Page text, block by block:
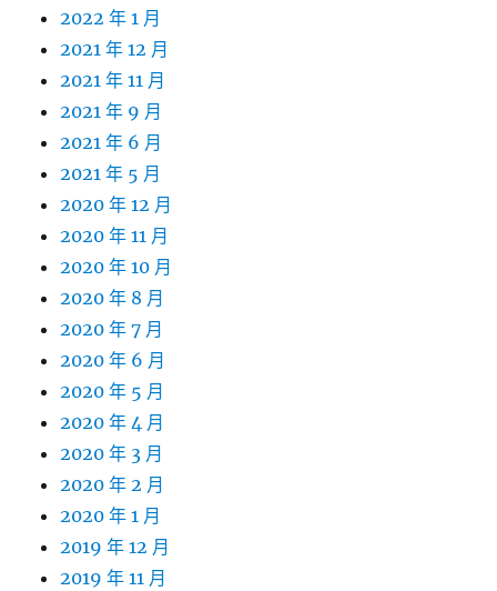
2022 年 1 月
2021 年 12 月
2021 年 11 月
2021 年 9 月
2021 年 6 月
2021 年 5 月
2020 年 12 月
2020 年 11 月
2020 年 10 月
2020 年 8 月
2020 年 7 月
2020 年 6 月
2020 年 5 月
2020 年 4 月
2020 年 3 月
2020 年 2 月
2020 年 1 月
2019 年 12 月
2019 年 11 月